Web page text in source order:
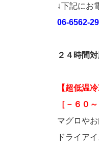
↓下記にお
06-6562-
２４時間
【超低温
［－６０
マグロや
ドライア